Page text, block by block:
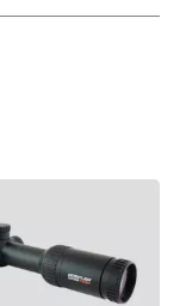
synlighet i
mål i totalt
da de
De nødvendige